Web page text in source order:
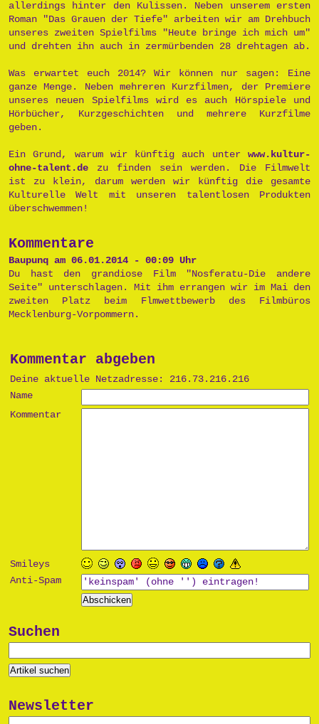
allerdings hinter den Kulissen. Neben unserem ersten
Roman "Das Grauen der Tiefe" arbeiten wir am Drehbuch
unseres zweiten Spielfilms "Heute bringe ich mich um"
und drehten ihn auch in zermürbenden 28 drehtagen ab.
Was erwartet euch 2014? Wir können nur sagen: Eine
ganze Menge. Neben mehreren Kurzfilmen, der Premiere
unseres neuen Spielfilms wird es auch Hörspiele und
Hörbücher, Kurzgeschichten und mehrere Kurzfilme
geben.
Ein Grund, warum wir künftig auch unter www.kultur-
ohne-talent.de zu finden sein werden. Die Filmwelt
ist zu klein, darum werden wir künftig die gesamte
Kulturelle Welt mit unseren talentlosen Produkten
überschwemmen!
Kommentare
Baupunq am 06.01.2014 - 00:09 Uhr
Du hast den grandiose Film "Nosferatu-Die andere
Seite" unterschlagen. Mit ihm errangen wir im Mai den
zweiten Platz beim Flmwettbewerb des Filmbüros
Mecklenburg-Vorpommern.
Kommentar abgeben
Deine aktuelle Netzadresse: 216.73.216.216
Name
Kommentar
Smileys
Anti-Spam
Suchen
Newsletter